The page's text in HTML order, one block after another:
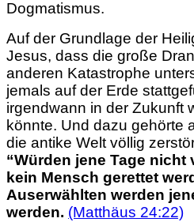
Dogmatismus.
Auf der Grundlage der
Jesus, dass die große
anderen Katastrophe
jemals auf der Erde
irgendwann in der Zukunft
könnte. Und dazu gehörte
die antike Welt völlig
“Würden jene Tage nicht
kein Mensch gerettet
Auserwählten werden
werden. (Matthäus 24:22)